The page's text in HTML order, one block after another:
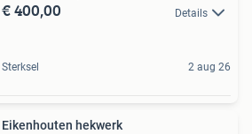
€ 400,00 Details
Sterksel 2 aug 26
Eikenhouten hekwerk